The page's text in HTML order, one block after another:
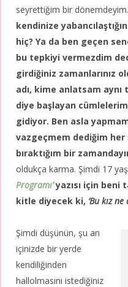
seyrettiğim bir dönemdeyim.
kendinize
hiç? Ya da ben geçen
bu tepkiyi vermezdim
girdiğiniz zamanlarınız
adı, kime anlatsam aynı
diye başlayan
gidiyor. Ben asla
vazgeçmem dediğim
bıraktığım bir
oldukça karma. Şimdi 17
Programı’ yazısı için beni
kitle diyecek ki, ‘Bu kız
Şimdi düşünün, şu an
içinizde bir yerde
kendiliğinden
hallolmasını istediğiniz